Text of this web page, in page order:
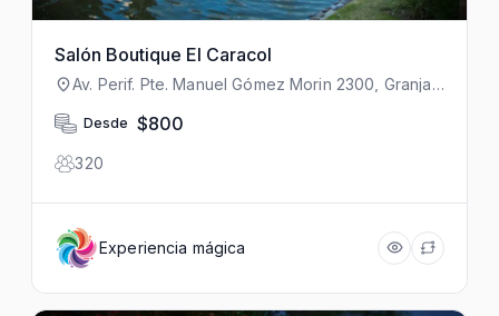
Salón Boutique El Caracol
Av. Perif. Pte. Manuel Gómez Morin 2300, Granja,
Desde $800
320
Experiencia mágica